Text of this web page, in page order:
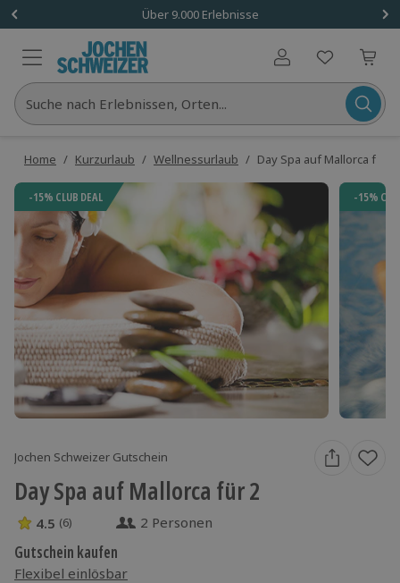
Über 9.000 Erlebnisse
Benutzerkonto
Suche nach Erlebnissen, Orten...
Home / Kurzurlaub / Wellnessurlaub / Day Spa auf Mallorca für 2
-15% CLUB DEAL -15%
Jochen Schweizer Gutschein
Day Spa auf Mallorca für 2
4.5 Sterne von 5 aus 6 Bewertungen
4.5 (6) 2 Personen
Gutschein kaufen
Flexibel einlösbar